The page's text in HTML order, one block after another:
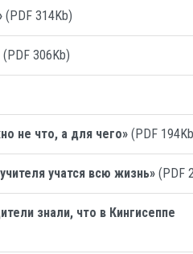
(PDF 314Kb)
(PDF 306Kb)
не что, а для чего» (PDF
учатся всю жизнь» (PDF
знали, что в Кингисеппе